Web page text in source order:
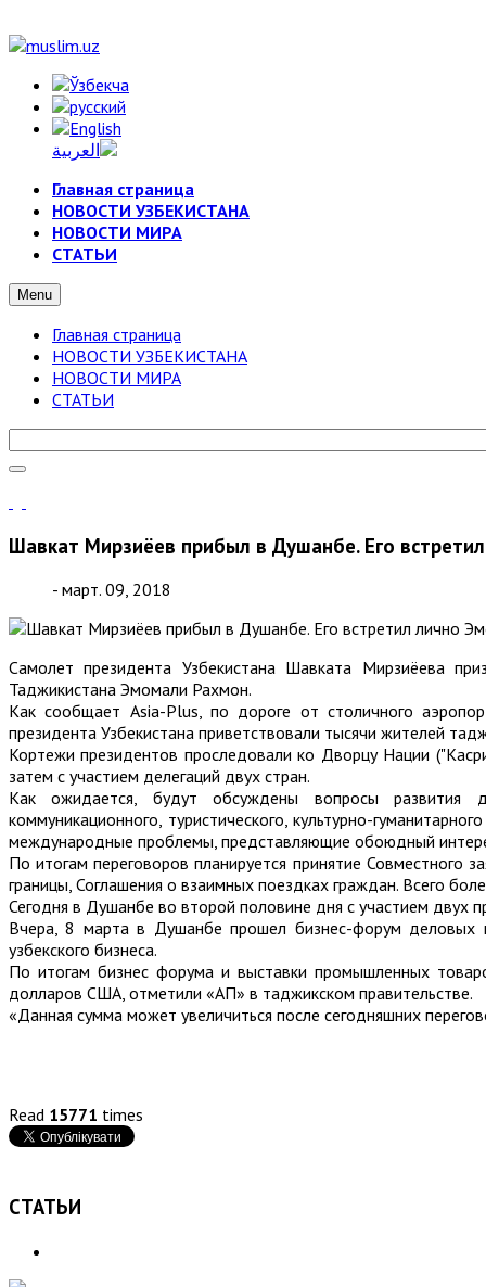
Главная страница
НОВОСТИ УЗБЕКИСТАНА
НОВОСТИ МИРА
СТАТЬИ
Menu
Главная страница
НОВОСТИ УЗБЕКИСТАНА
НОВОСТИ МИРА
СТАТЬИ
Шавкат Мирзиёев прибыл в Душанбе. Его
- март. 09, 2018
Самолет президента Узбекистана Шавката Мирзиёева
Таджикистана Эмомали Рахмон.
Как сообщает Asia-Plus, по дороге от столичного
президента Узбекистана приветствовали тысячи жителей
Кортежи президентов проследовали ко Дворцу Нации
затем с участием делегаций двух стран.
Как ожидается, будут обсуждены вопросы развития
коммуникационного, туристического, культурно-
международные проблемы, представляющие обоюдный
По итогам переговоров планируется принятие Совместного
границы, Соглашения о взаимных поездках граждан. Всего
Сегодня в Душанбе во второй половине дня с участием двух
Вчера, 8 марта в Душанбе прошел бизнес-форум деловых
узбекского бизнеса.
По итогам бизнес форума и выставки промышленных
долларов США, отметили «АП» в таджикском правительстве.
«Данная сумма может увеличиться после сегодняшних
Read 15771 times
СТАТЬИ